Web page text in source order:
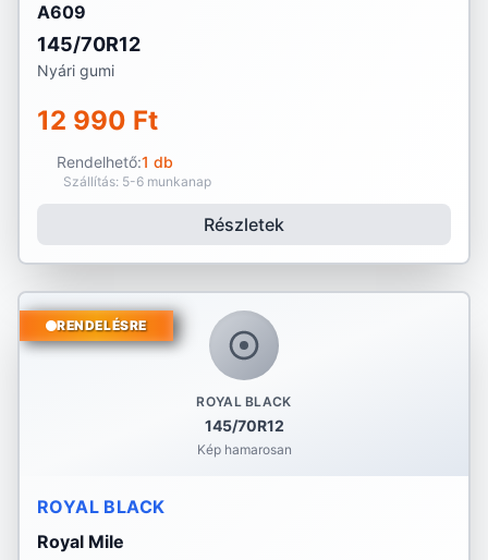
A609
145/70R12
Nyári gumi
12 990 Ft
Rendelhető:1 db
Szállítás: 5-6 munkanap
Részletek
ROYAL BLACK
145/70R12
Kép hamarosan
RENDELÉSRE
ROYAL BLACK
Royal Mile